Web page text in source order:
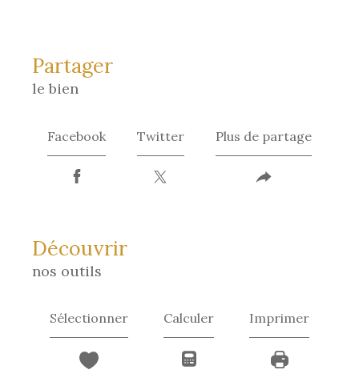
partager
le bien
Facebook Twitter Plus de partage
découvrir
nos outils
Sélectionner Calculer Imprimer